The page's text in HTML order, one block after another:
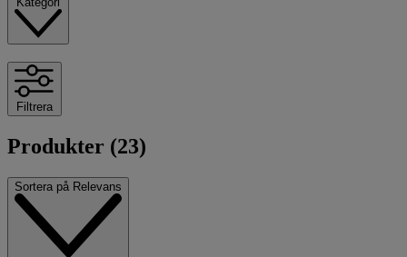
Filtrera
Produkter (23)
Sortera på Relevans